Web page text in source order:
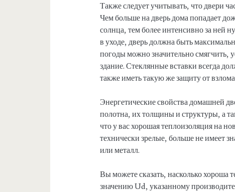
Также следует учитывать, что двери
Чем больше на дверь дома попадает
солнца, тем более интенсивно за ней
в уходе, дверь должна быть
погоды можно значительно смягчить,
здание. Стеклянные вставки всегда
также иметь такую ​​же защиту от
Энергетические свойства домашней
полотна, их толщины и структуры, а
что у вас хорошая теплоизоляция на
технически зрелые, больше не имеет
или металл.
Вы можете сказать, насколько хороша
значению Ud, указанному